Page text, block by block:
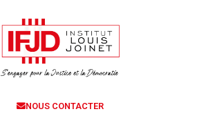
NOUS CONTACTER